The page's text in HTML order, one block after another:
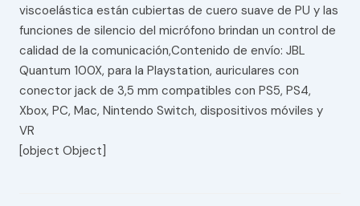
viscoelástica están cubiertas de cuero suave de PU y las
funciones de silencio del micrófono brindan un control de
calidad de la comunicación,Contenido de envío: JBL
Quantum 100X, para la Playstation, auriculares con
conector jack de 3,5 mm compatibles con PS5, PS4,
Xbox, PC, Mac, Nintendo Switch, dispositivos móviles y
VR
[object Object]